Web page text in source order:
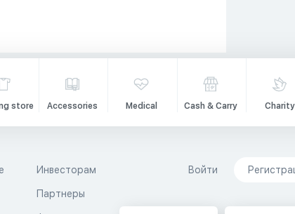
store Accessories Medical Cash & Carry Charity
Инвесторам
Партнеры
Войти